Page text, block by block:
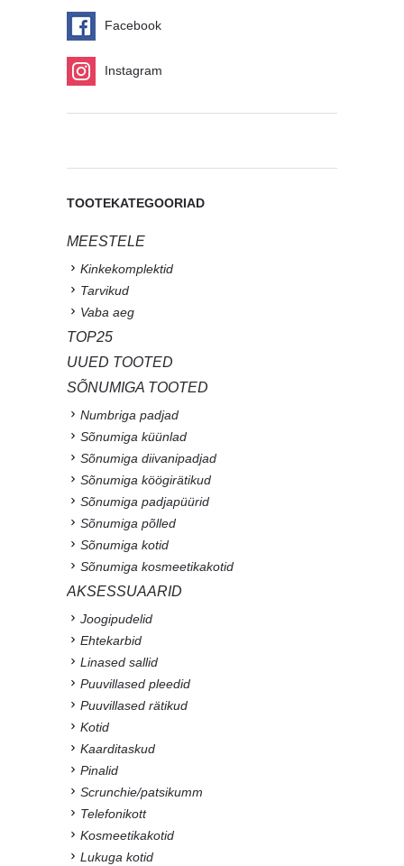
Facebook
Instagram
TOOTEKATEGOORIAD
MEESTELE
Kinkekomplektid
Tarvikud
Vaba aeg
TOP25
UUED TOOTED
SÕNUMIGA TOOTED
Numbriga padjad
Sõnumiga küünlad
Sõnumiga diivanipadjad
Sõnumiga köögirätikud
Sõnumiga padjapüürid
Sõnumiga põlled
Sõnumiga kotid
Sõnumiga kosmeetikakotid
AKSESSUAARID
Joogipudelid
Ehtekarbid
Linased sallid
Puuvillased pleedid
Puuvillased rätikud
Kotid
Kaarditaskud
Pinalid
Scrunchie/patsikumm
Telefonikott
Kosmeetikakotid
Lukuga kotid